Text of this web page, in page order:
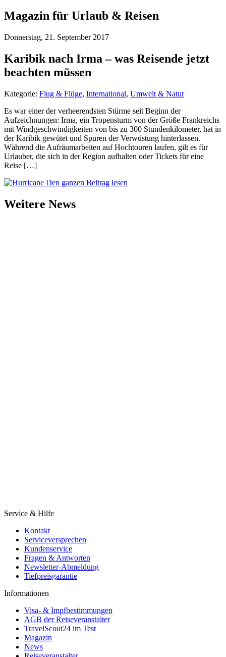
Magazin für Urlaub & Reisen
Donnerstag, 21. September 2017
Karibik nach Irma – was Reisende jetzt
beachten müssen
Kategorie: Flug & Flüge, International, Umwelt & Natur
Es war einer der verheerendsten Stürme seit Beginn der
Aufzeichnungen: Irma, ein Tropensturm von der Größe Frankreichs
mit Windgeschwindigkeiten von bis zu 300 Stundenkilometer, hat in
der Karibik gewütet und Spuren der Verwüstung hinterlassen.
Während die Aufräumarbeiten auf Hochtouren laufen, gilt es für
Urlauber, die sich in der Region aufhalten oder Tickets für eine
Reise […]
Den ganzen Beitrag lesen
Weitere News
Service & Hilfe
Kontakt
Serviceversprechen
Kundenservice
Fragen & Antworten
Newsletter-Abmeldung
Tiefpreisgarantie
Informationen
Visa- & Impfbestimmungen
AGB der Reiseveranstalter
TravelScout24 im Test
Magazin
News